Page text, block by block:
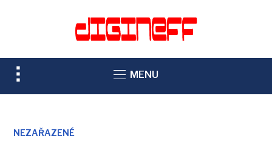
TOGGLE
SIDEBAR
NAVIGATION
MENU
NEZAŘAZENÉ